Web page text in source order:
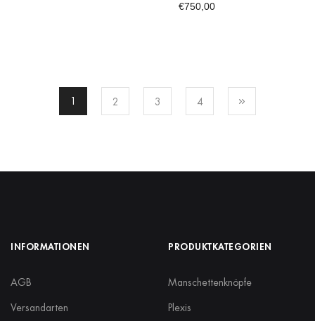
€750,00
2 3 4
INFORMATIONEN
AGB
Versandarten
PRODUKTKATEGORIEN
Manschettenknöpfe
Plexis